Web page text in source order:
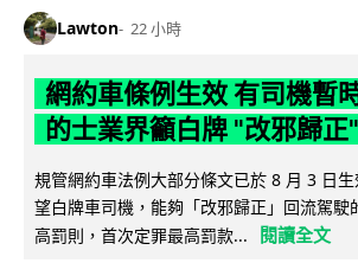
Lawton 22 小時
網約車條例生效 有司機暫
的士業界籲白牌 "改邪歸正"
規管網約車法例大部分條文已於 8 月 3 日
望白牌車司機，能夠「改邪歸正」回流駕駛
高罰則，首次定罪最高罰款...
閱讀全文